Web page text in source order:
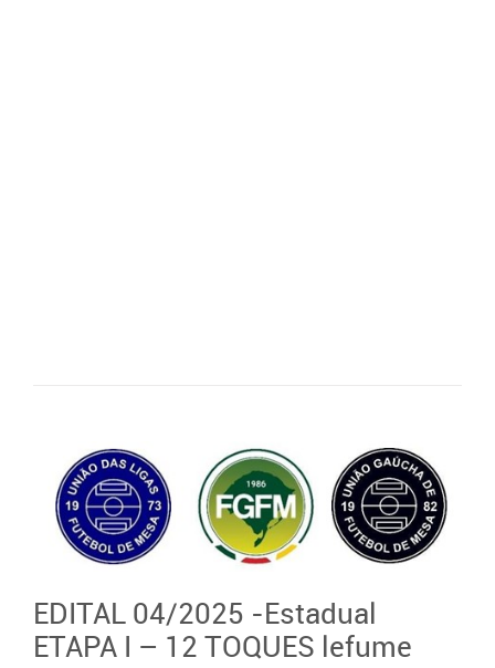
EDITAL 04/2025 -Estadual
ETAPA I – 12 TOQUES lefume